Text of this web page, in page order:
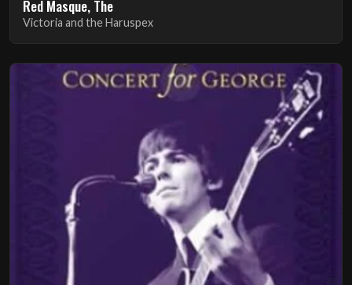
Red Masque, The
Victoria and the Haruspex